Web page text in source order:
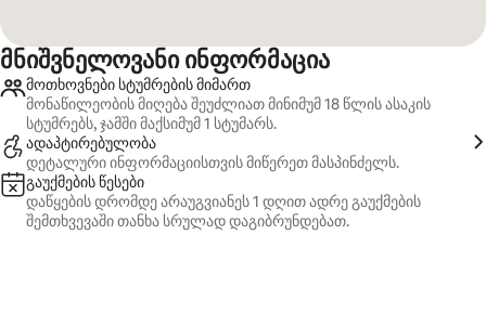
მნიშვნელოვანი ინფორმაცია
მოთხოვნები სტუმრების მიმართ
მონაწილეობის მიღება შეუძლიათ მინიმუმ 18 წლის ასაკის
სტუმრებს, ჯამში მაქსიმუმ 1 სტუმარს.
ადაპტირებულობა
დეტალური ინფორმაციისთვის მიწერეთ მასპინძელს.
გაუქმების წესები
დაწყების დრომდე არაუგვიანეს 1 დღით ადრე გაუქმების
შემთხვევაში თანხა სრულად დაგიბრუნდებათ.